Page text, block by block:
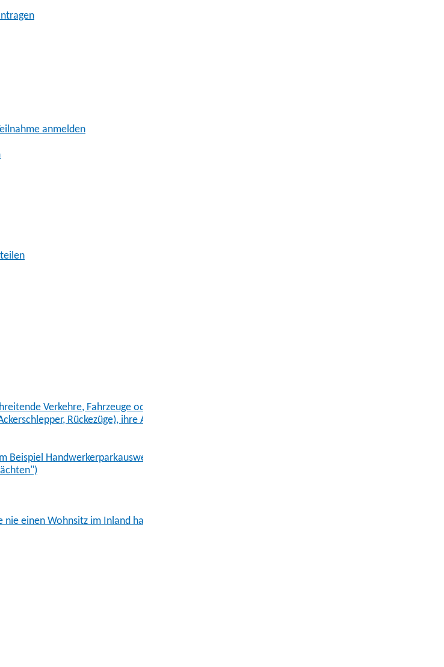
anmelden
Verkehre, Fahrzeuge oder Fahrzeugkombinationen nach § 70 StVZO beantragen
Rückezüge), ihre Anhänger, Arbeitsmaschinen (z.B. Gabelstapler, Mähdrescher)
Beispiel Handwerkerparkausweis)
einen Wohnsitz im Inland hatten